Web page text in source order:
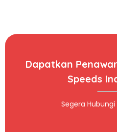
Dapatkan
Speeds
Segera